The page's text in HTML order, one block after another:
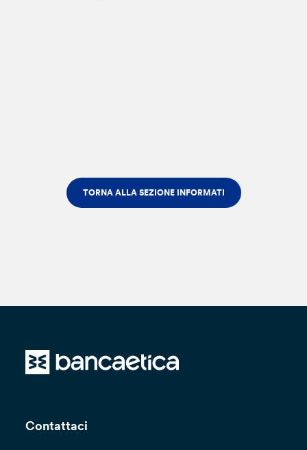
TORNA ALLA SEZIONE INFORMATI
Contattaci